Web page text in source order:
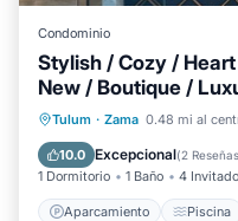
Condominio
Stylish / Cozy /
New / Boutique /
Tulum · Zama 0.48 mi al
10.0 Excepcional(2 Reseñas
1 Dormitorio 1 Baño 4
Aparcamiento Piscina
Aparcamiento
Vistas